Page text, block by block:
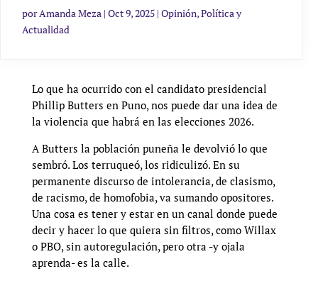
porAmanda Meza | Oct 9, 2025 | Opinión,Política y
Actualidad
Lo que ha ocurrido con el candidato presidencial
Phillip Butters en Puno, nos puede dar una idea de
la violencia que habrá en las elecciones 2026.
A Butters la población puneña le devolvió lo que
sembró. Los terruqueó, los ridiculizó. En su
permanente discurso de intolerancia, de clasismo,
de racismo, de homofobia, va sumando opositores.
Una cosa es tener y estar en un canal donde puede
decir y hacer lo que quiera sin filtros, como Willax
o PBO, sin autoregulación, pero otra -y ojala
aprenda- es la calle.